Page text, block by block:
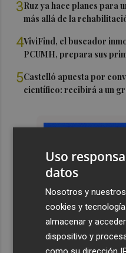
3Ruz ya hace planes para
más allá de la
4ViviFind, el buscador
PCUMH, prepara sus
5Castelló apuesta por
científico: recibirá a un
Uso
datos
Nosotros y
cookies y
almacenar y
dispositivo y